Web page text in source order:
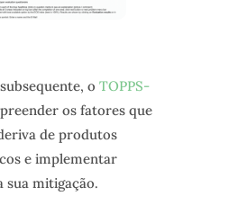
o TOPPS-
os fatores que
de produtos
e implementar
sua mitigação.